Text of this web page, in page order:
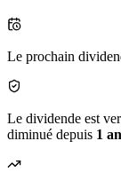
Le prochain
Le dividende est
diminué depuis 1 an